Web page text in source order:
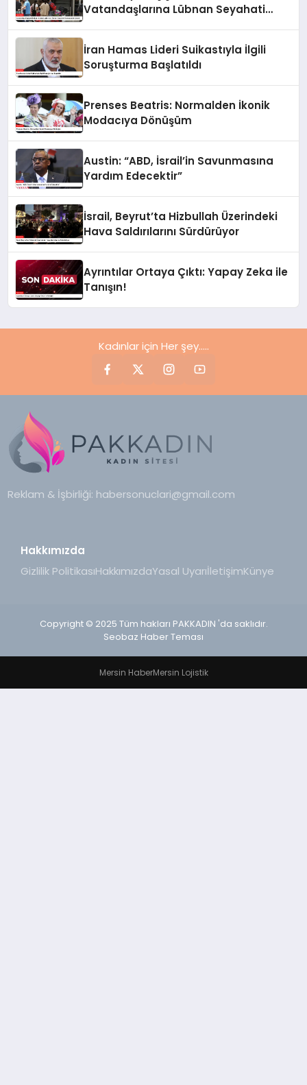
Vatandaşlarına Lübnan Seyahati
İran Hamas Lideri Suikastıyla İlgili
Soruşturma Başlatıldı
Prenses Beatris: Normalden İkonik
Modacıya Dönüşüm
Austin: “ABD, İsrail’in Savunmasına
Yardım Edecektir”
İsrail, Beyrut’ta Hizbullah Üzerindeki
Hava Saldırılarını Sürdürüyor
Ayrıntılar Ortaya Çıktı: Yapay Zeka ile
Tanışın!
Kadınlar için Her şey.....
Reklam & İşbirliği: habersonuclari@gmail.com
Hakkımızda
Gizlilik PolitikasıHakkımızdaYasal UyarıİletişimKünye
Copyright © 2025 Tüm hakları PAKKADIN 'da saklıdır.
Seobaz Haber Teması
Mersin HaberMersin Lojistik